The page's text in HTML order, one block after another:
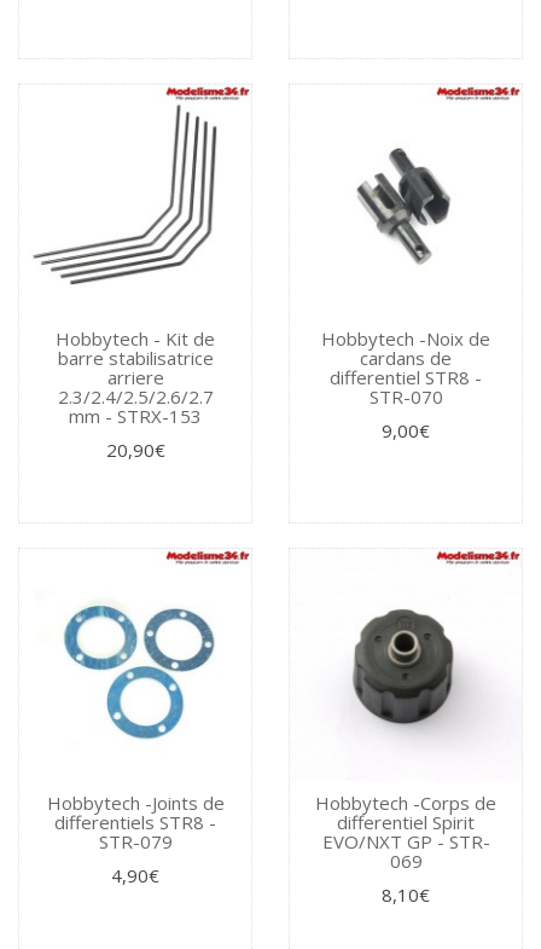
Hobbytech - Kit de
barre stabilisatrice
arriere
2.3/2.4/2.5/2.6/2.7
mm - STRX-153
20,90€
Hobbytech -Noix de
cardans de
differentiel STR8 -
STR-070
9,00€
Hobbytech -Joints de
differentiels STR8 -
STR-079
4,90€
Hobbytech -Corps de
differentiel Spirit
EVO/NXT GP - STR-
069
8,10€